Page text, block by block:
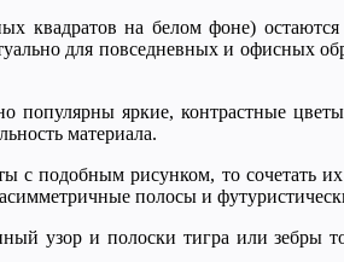
квадратов на белом фоне)
для повседневных и офисных
яркие, контрастные
материала.
с подобным рисунком, то сочетать
полосы и
узор и полоски тигра или зебры